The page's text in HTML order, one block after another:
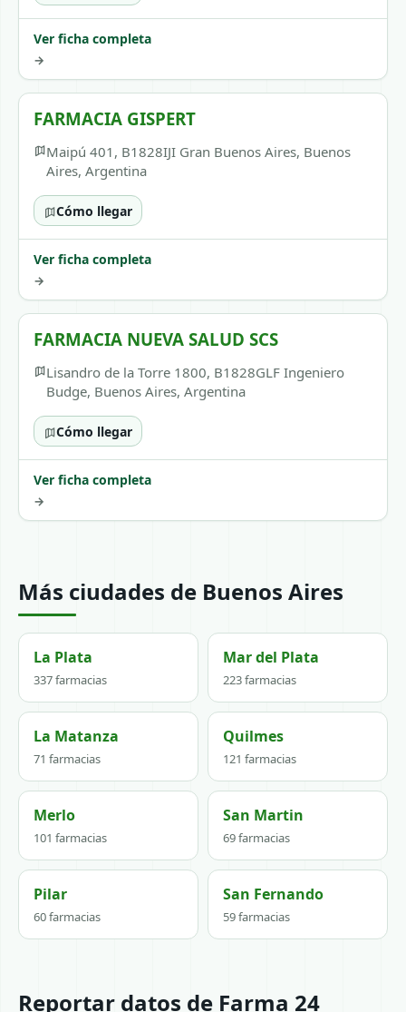
Ver ficha completa
→
FARMACIA GISPERT
Maipú 401, B1828IJI Gran Buenos Aires, Buenos
Aires, Argentina
Cómo llegar
Ver ficha completa
→
FARMACIA NUEVA SALUD SCS
Lisandro de la Torre 1800, B1828GLF Ingeniero
Budge, Buenos Aires, Argentina
Cómo llegar
Ver ficha completa
→
Más ciudades de Buenos Aires
La Plata
337 farmacias
Mar del Plata
223 farmacias
La Matanza
71 farmacias
Quilmes
121 farmacias
Merlo
101 farmacias
San Martin
69 farmacias
Pilar
60 farmacias
San Fernando
59 farmacias
Reportar datos de Farma 24